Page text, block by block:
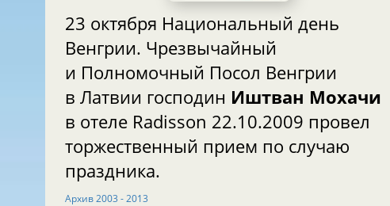
23 октября Национальный день
Венгрии. Чрезвычайный
и Полномочный Посол Венгрии
в Латвии господин Иштван Мохачи
в отеле Radisson 22.10.2009 провел
торжественный прием по случаю
праздника.
Aрхив 2003 - 2013